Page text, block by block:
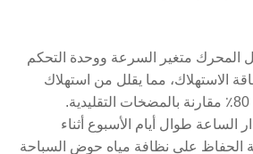
المحرك متغير السرعة ووحدة التحكم
الاستهلاك، مما يقلل من استهلاك
الطاقة بنسبة تصل إلى 80٪ مقارنة بالمضخات التقليدية.
طوال أيام الأسبوع أثناء
الحفاظ على نظافة مياه حوض السباحة